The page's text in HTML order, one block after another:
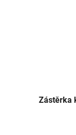
Zástěrka